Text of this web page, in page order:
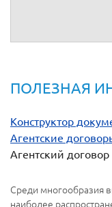
ПОЛЕЗНАЯ
Конструктор
Агентские
Агентский
Среди многообразия
наиболее